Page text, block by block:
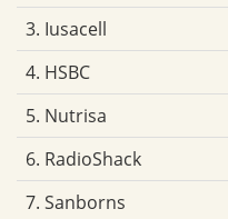
3. Iusacell
4. HSBC
5. Nutrisa
6. RadioShack
7. Sanborns